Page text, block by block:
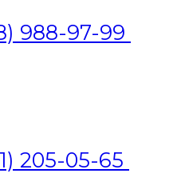
988-97-99
205-05-65